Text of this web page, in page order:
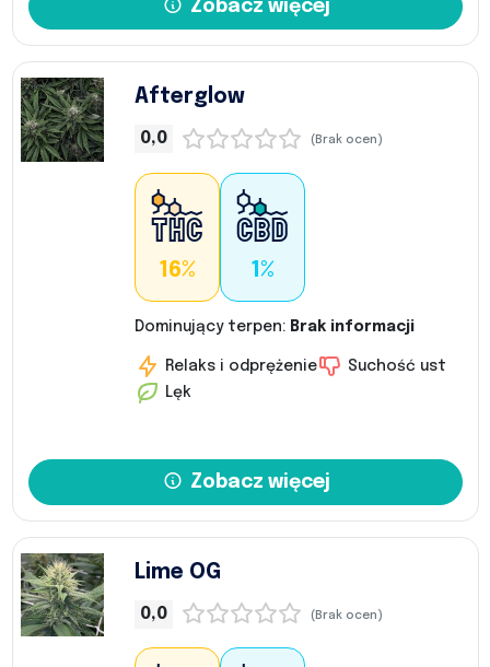
Zobacz więcej
Afterglow
0,0 (Brak ocen)
16% 1%
Dominujący terpen: Brak informacji
Relaks i odprężenie
Suchość ust
Lęk
Zobacz więcej
Lime OG
0,0 (Brak ocen)